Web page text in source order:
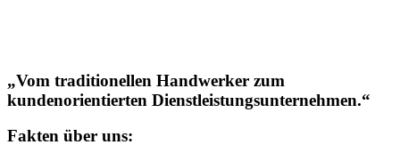
„Vom traditionellen Handwerker zum
kundenorientierten Dienstleistungsunternehmen.“
Fakten über uns: